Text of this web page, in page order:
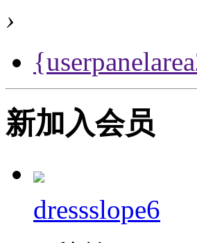
›
新加入会员
dressslope6